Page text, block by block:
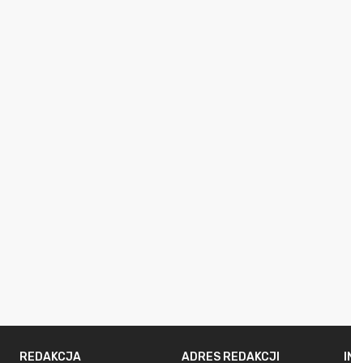
REDAKCJA ADRES REDAKCJI